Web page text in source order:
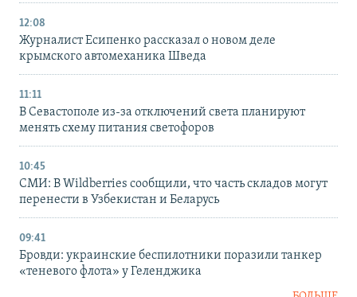
12:08
Журналист Есипенко рассказал о новом деле
крымского автомеханика Шведа
11:11
В Севастополе из-за отключений света планируют
менять схему питания светофоров
10:45
СМИ: В Wildberries сообщили, что часть складов могут
перенести в Узбекистан и Беларусь
09:41
Бровди: украинские беспилотники поразили танкер
«теневого флота» у Геленджика